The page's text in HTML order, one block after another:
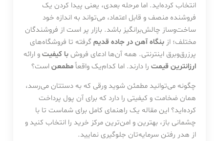
انتخاب کرده‌اید. اما مرحله بعدی، یعنی پیدا کردن یک
فروشنده منصف و قابل اعتماد، می‌تواند به اندازه خود
ساخت‌وساز چالش‌برانگیز باشد. بازار پر است از فروشندگان
مختلف؛ ازبنگاه آهن در جاده قدیمگرفته تا فروشگاه‌های
پرزرق‌وبرق اینترنتی. همه آن‌ها ادعای فروش با کیفیتو ارائه
ارزانترین قیمترا دارند. اما کدام‌یک واقعاًمطمعناست؟
چگونه می‌توانید مطمئن شوید ورقی که به دستتان می‌رسد،
همان ضخامت و کیفیتی را دارد که برای آن پول پرداخت
کرده‌اید؟ این مقاله یک راهنمای کامل برای شماست تا با
چشمانی باز، بهترین و امن‌ترین مرکز خرید را انتخاب کنید و
از هدر رفتن سرمایه‌تان جلوگیری نمایید.